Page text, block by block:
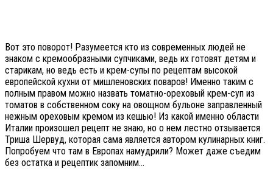
Вот это поворот! Разумеется кто из современных людей не
знаком с кремообразными супчиками, ведь их готовят детям и
старикам, но ведь есть и крем-супы по рецептам высокой
европейской кухни от мишленовских поваров! Именно таким с
полным правом можно назвать томатно-ореховый крем-суп из
томатов в собственном соку на овощном бульоне заправленный
нежным ореховым кремом из кешью! Из какой именно области
Италии произошел рецепт не знаю, но о нем лестно отзывается
Триша Шервуд, которая сама является автором кулинарных книг.
Попробуем что там в Европах намудрили? Может даже съедим
без остатка и рецептик запомним…